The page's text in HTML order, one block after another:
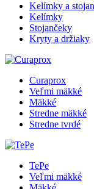
Kelímky a
Kelímky
Stojančeky
Kryty a držiaky
Curaprox
Veľmi mäkké
Mäkké
Stredne mäkké
Stredne tvrdé
TePe
Veľmi mäkké